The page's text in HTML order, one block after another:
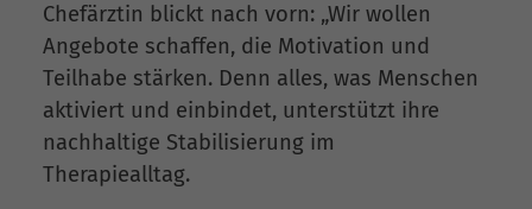
Chefärztin blickt nach vorn: „Wir wollen
Angebote schaffen, die Motivation und
Teilhabe stärken. Denn alles, was Menschen
aktiviert und einbindet, unterstützt ihre
nachhaltige Stabilisierung im
Therapiealltag.